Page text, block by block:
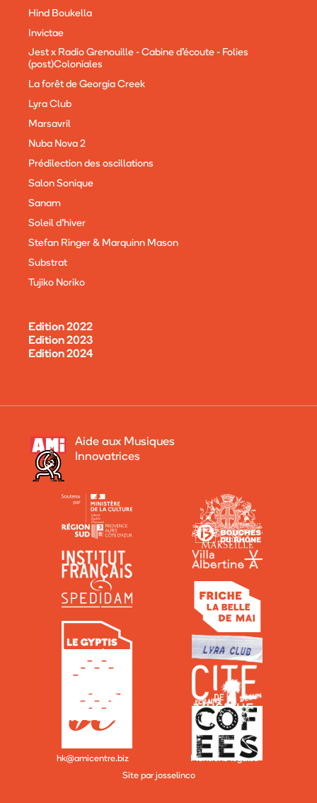
Hind Boukella
Invictae
Jest x Radio Grenouille - Cabine d'écoute - Folies
(post)Coloniales
La forêt de Georgia Creek
Lyra Club
Marsavril
Nuba Nova 2
Prédilection des oscillations
Salon Sonique
Sanam
Soleil d'hiver
Stefan Ringer & Marquinn Mason
Substrat
Tujiko Noriko
Edition 2022
Edition 2023
Edition 2024
Aide aux Musiques
Innovatrices
hk@amicentre.biz
Mentions légales
Site par josselinco